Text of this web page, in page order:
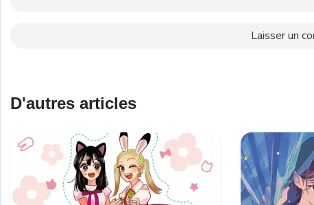
D'autres articles